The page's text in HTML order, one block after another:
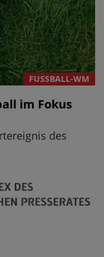
FUSSBALL-WM
im Fokus
des